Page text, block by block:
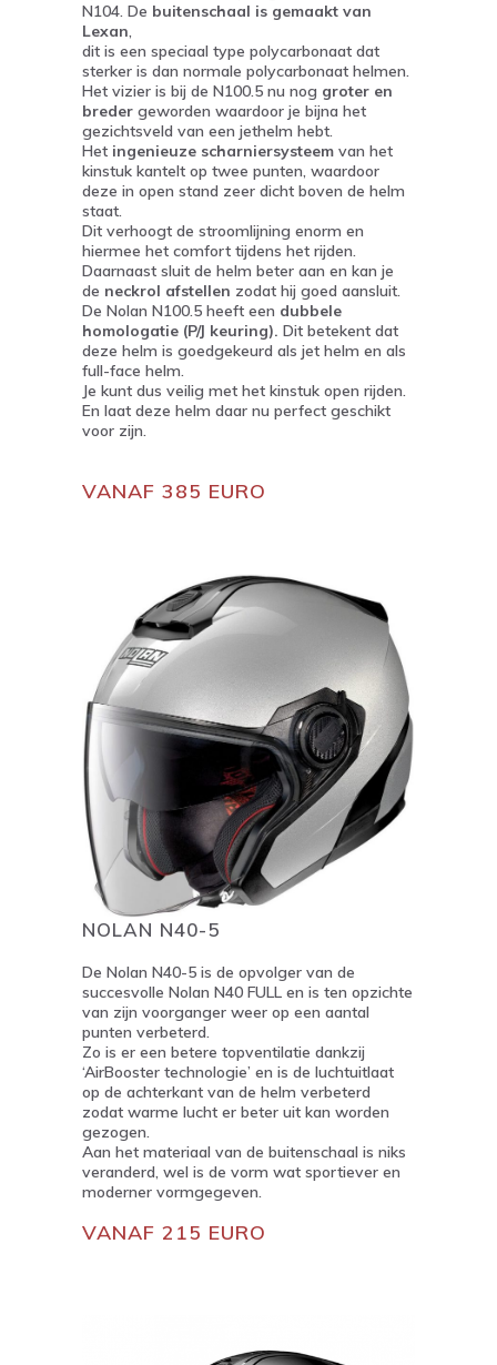
N104. De buitenschaal is gemaakt van
Lexan,
dit is een speciaal type polycarbonaat dat
sterker is dan normale polycarbonaat helmen.
Het vizier is bij de N100.5 nu nog groter en
breder geworden waardoor je bijna het
gezichtsveld van een jethelm hebt.
Het ingenieuze scharniersysteem van het
kinstuk kantelt op twee punten, waardoor
deze in open stand zeer dicht boven de helm
staat.
Dit verhoogt de stroomlijning enorm en
hiermee het comfort tijdens het rijden.
Daarnaast sluit de helm beter aan en kan je
de neckrol afstellen zodat hij goed aansluit.
De Nolan N100.5 heeft een dubbele
homologatie (P/J keuring). Dit betekent dat
deze helm is goedgekeurd als jet helm en als
full-face helm.
Je kunt dus veilig met het kinstuk open rijden.
En laat deze helm daar nu perfect geschikt
voor zijn.
VANAF 385 EURO
NOLAN N40-5
De Nolan N40-5 is de opvolger van de
succesvolle Nolan N40 FULL en is ten opzichte
van zijn voorganger weer op een aantal
punten verbeterd.
Zo is er een betere topventilatie dankzij
‘AirBooster technologie’ en is de luchtuitlaat
op de achterkant van de helm verbeterd
zodat warme lucht er beter uit kan worden
gezogen.
Aan het materiaal van de buitenschaal is niks
veranderd, wel is de vorm wat sportiever en
moderner vormgegeven.
VANAF 215 EURO